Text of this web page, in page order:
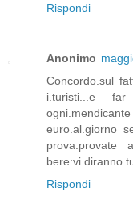
Rispondi
Anonimo
Concordo.sul
i.turisti...e
euro.al.giorno
bere:vi.diranno
Rispondi